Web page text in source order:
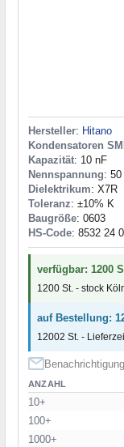
Hersteller: Hitano
Kondensatoren
Kapazität: 10 nF
Nennspannung:
Dielektrikum: X7R
Toleranz: ±10% K
Baugröße: 0603
HS-Code: 8532 24
verfügbar: 1200
1200 St. - stock
auf Bestellung:
12002 St. -
ANZAHL
10+
100+
1000+